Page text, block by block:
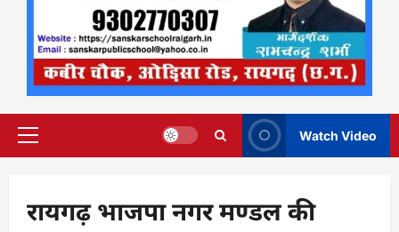
Primary
Watch Video
रायगढ़ भाजपा नगर मण्डल की